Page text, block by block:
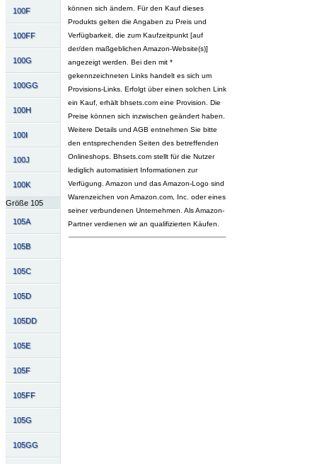
100F
100FF
100G
100GG
100H
100I
100J
100K
Größe 105
105A
105B
105C
105D
105DD
105E
105F
105FF
105G
105GG
können sich ändern. Für den Kauf dieses
Produkts gelten die Angaben zu Preis und
Verfügbarkeit, die zum Kaufzeitpunkt [auf
der/den maßgeblichen Amazon-Website(s)]
angezeigt werden. Bei den mit *
gekennzeichneten Links handelt es sich um
Provisions-Links. Erfolgt über einen solchen Link
ein Kauf, erhält bhsets.com eine Provision. Die
Preise können sich inzwischen geändert haben.
Weitere Details und AGB entnehmen Sie bitte
den entsprechenden Seiten des betreffenden
Onlineshops. Bhsets.com stellt für die Nutzer
lediglich automatisiert Informationen zur
Verfügung. Amazon und das Amazon-Logo sind
Warenzeichen von Amazon.com, Inc. oder eines
seiner verbundenen Unternehmen. Als Amazon-
Partner verdienen wir an qualifizierten Käufen.